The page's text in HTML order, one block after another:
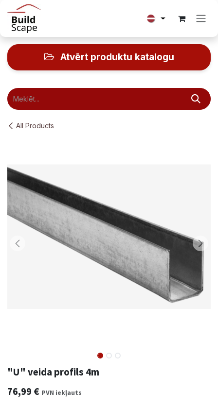
Skip to Content
Atvērt produktu katalogu
All Products
"U" veida profils 4m
76,99 € PVN iekļauts